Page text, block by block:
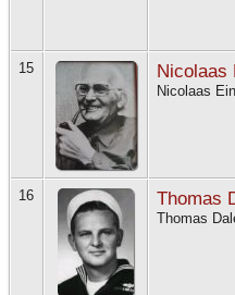
15 Nicolaas
Nicolaas
16 Thomas
Thomas